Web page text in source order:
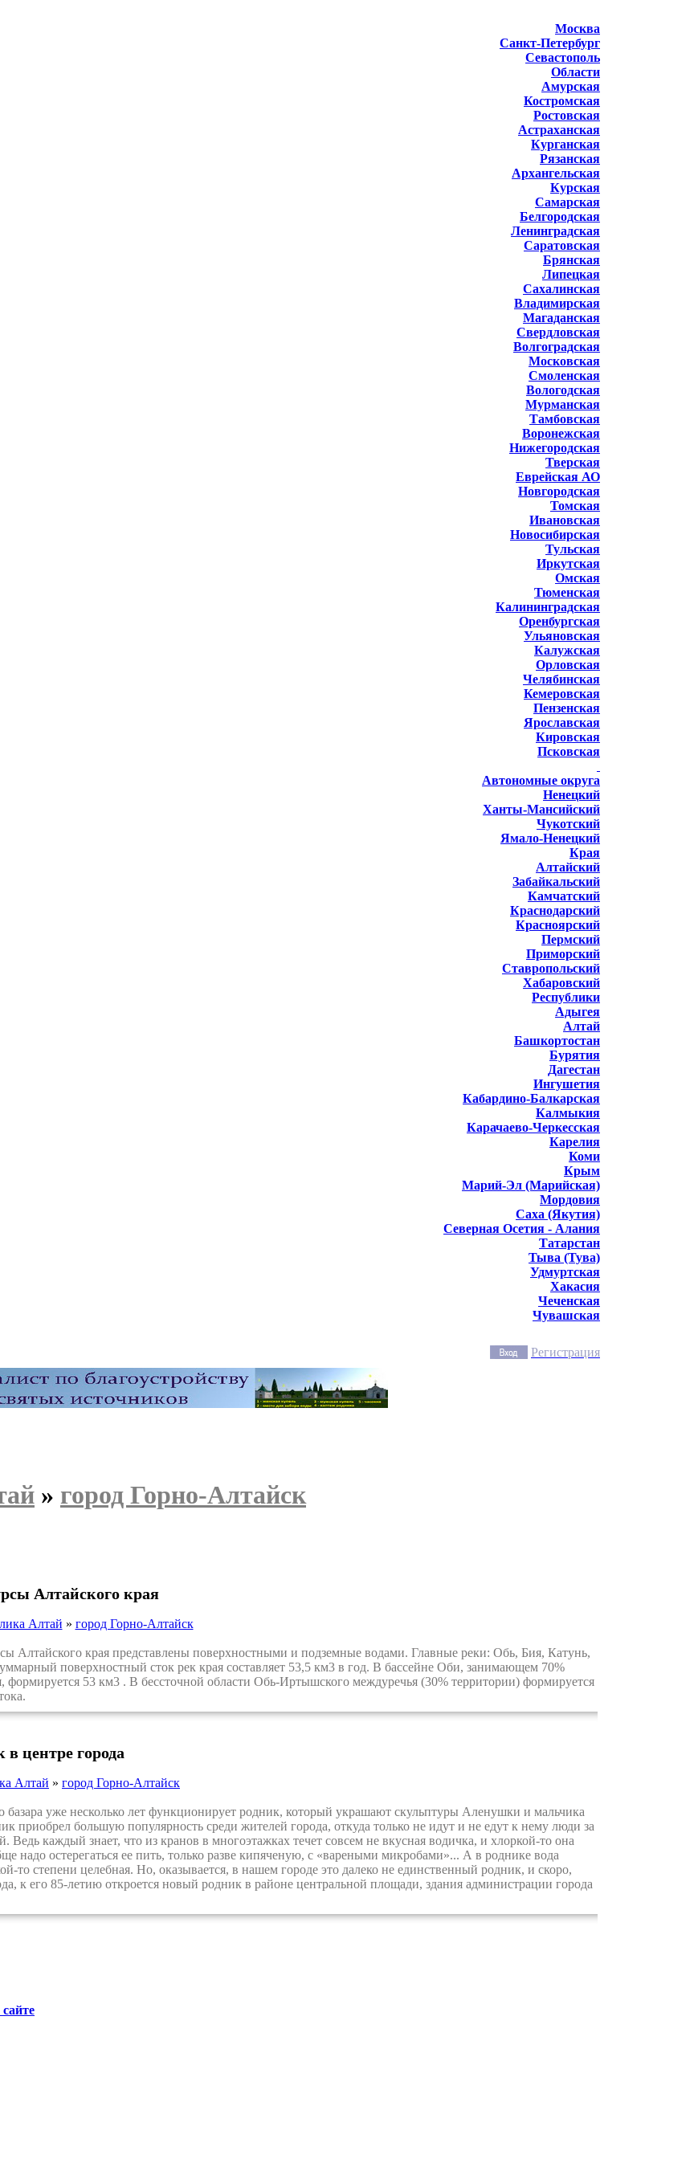
Москва
Санкт-Петербург
Севастополь
Области
Амурская
Костромская
Ростовская
Астраханская
Курганская
Рязанская
Архангельская
Курская
Самарская
Белгородская
Ленинградская
Саратовская
Брянская
Липецкая
Сахалинская
Владимирская
Магаданская
Свердловская
Волгоградская
Московская
Смоленская
Вологодская
Мурманская
Тамбовская
Воронежская
Нижегородская
Тверская
Еврейская АО
Новгородская
Томская
Ивановская
Новосибирская
Тульская
Иркутская
Омская
Тюменская
Калининградская
Оренбургская
Ульяновская
Калужская
Орловская
Челябинская
Кемеровская
Пензенская
Ярославская
Кировская
Псковская
Автономные округа
Ненецкий
Ханты-Мансийский
Чукотский
Ямало-Ненецкий
Края
Алтайский
Забайкальский
Камчатский
Краснодарский
Красноярский
Пермский
Приморский
Ставропольский
Хабаровский
Республики
Адыгея
Алтай
Башкортостан
Бурятия
Дагестан
Ингушетия
Кабардино-Балкарская
Калмыкия
Карачаево-Черкесская
Карелия
Коми
Крым
Марий-Эл (Марийская)
Мордовия
Саха (Якутия)
Северная Осетия - Алания
Татарстан
Тыва (Тува)
Удмуртская
Хакасия
Чеченская
Чувашская
Регистрация
» город Горно-Алтайск
Алтайского края
Алтай » город Горно-Алтайск
Алтайского края представлены поверхностными и подземные водами. Главные реки: Обь, Бия, Катунь,
поверхностный сток рек края составляет 53,5 км3 в год. В бассейне Оби, занимающем 70%
формируется 53 км3 . В бессточной области Обь-Иртышского междуречья (30% территории) формируется
центре города
Алтай » город Горно-Алтайск
базара уже несколько лет функционирует родник, который украшают скульптуры Аленушки и мальчика
приобрел большую популярность среди жителей города, откуда только не идут и не едут к нему люди за
Ведь каждый знает, что из кранов в многоэтажках течет совсем не вкусная водичка, и хлоркой-то она
надо остерегаться ее пить, только разве кипяченую, с «вареными микробами»... А в роднике вода
то степени целебная. Но, оказывается, в нашем городе это далеко не единственный родник, и скоро,
к его 85-летию откроется новый родник в районе центральной площади, здания администрации города